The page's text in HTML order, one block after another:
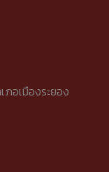
อเมืองระยอง